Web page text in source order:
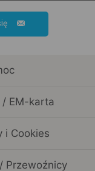
/ EM-karta
i Cookies
Przewoźnicy